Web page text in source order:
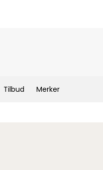
Tilbud Merker